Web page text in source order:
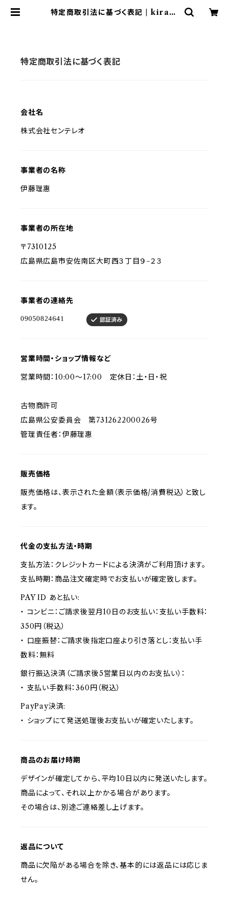
特定商取引法に基づく表記 | kira-b
特定商取引法に基づく表記
会社名
株式会社センテレオ
事業者の名称
伊藤理惠
事業者の所在地
〒7310125
広島県広島市安佐南区大町西３丁目９−２３
事業者の連絡先
営業時間・ショップ情報など
営業時間：10:00〜17:00 定休日：土・日・祝
古物商許可
広島県公安委員会 第731262200026号
管理責任者：伊藤理惠
販売価格
販売価格は、表示された金額（表示価格/消費税込）と致し
ます。
代金の支払方法・時期
支払方法：クレジットカードによる決済がご利用頂けます。
支払時期：商品注文確定時でお支払いが確定致します。
PAY ID あと払い:
・ コンビニ：ご請求後翌月10日のお支払い：支払い手数料：
350円（税込）
・ 口座振替：ご請求後指定口座より引き落とし：支払い手
数料：無料
銀行振込決済（ご請求後5営業日以内のお支払い）：
・ 支払い手数料：360円（税込）
PayPay決済:
・ ショップにて発送処理後お支払いが確定いたします。
商品のお届け時期
デザインが確定してから、平均10日以内に発送いたします。
商品によって、それ以上かかる場合があります。
その場合は、別途ご連絡差し上げます。
返品について
商品に欠陥がある場合を除き、基本的には返品には応じま
せん。